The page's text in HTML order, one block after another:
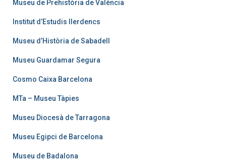
Museu de Prehistòria de València
Institut d’Estudis Ilerdencs
Museu d’Història de Sabadell
Museu Guardamar Segura
Cosmo Caixa Barcelona
MTa – Museu Tàpies
Museu Diocesà de Tarragona
Museu Egipci de Barcelona
Museu de Badalona